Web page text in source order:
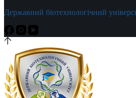
Державний біотехнологічний